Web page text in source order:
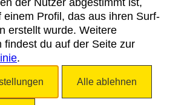
RECHTLICHER HINWEIS
DATENSCHUTZICHTLINIE
COOKIES
BARRIEREFREIHEIT
der Nutzer abgestimmt ist,
einem Profil, das aus ihren Surf-
erstellt wurde. Weitere
findest du auf der Seite zur
.
Alle ablehnen